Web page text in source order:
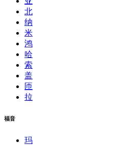
北
纳
米
鸿
哈
索
盖
匝
拉
福音
玛